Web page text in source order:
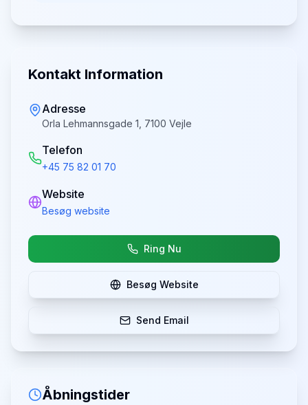
Kontakt Information
Adresse
Orla Lehmannsgade 1, 7100 Vejle
Telefon
+45 75 82 01 70
Website
Besøg website
Ring Nu
Besøg Website
Send Email
Åbningstider